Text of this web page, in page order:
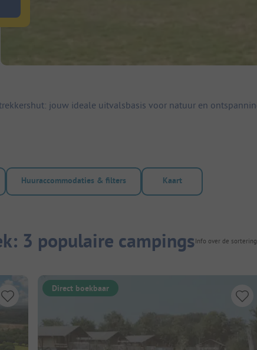
jouw ideale uitvalsbasis voor natuur en
Huuraccommodaties & filters Kaart
3 populaire campingsInfo over de sortering
Direct boekbaar